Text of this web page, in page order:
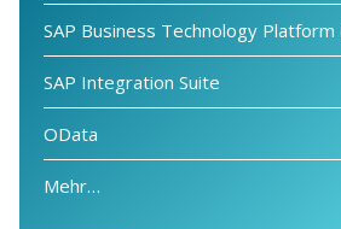
SAP Business Technology Platform
SAP Integration Suite
OData
Mehr…